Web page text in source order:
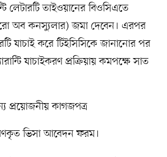
লেটারটি তাইওয়ানের বিওসিএতে
ব্যুরো অব কনস্যুলার) জমা দেবেন। এরপর
যাচাই করে টিইসিসিকে জানানোর পর
যাচাইকরণ প্রক্রিয়ায় কমপক্ষে সাত
প্রয়োজনীয় কাগজপত্র
ভিসা আবেদন ফরম।